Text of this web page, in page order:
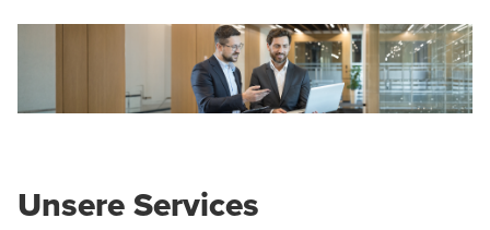
Unsere Services